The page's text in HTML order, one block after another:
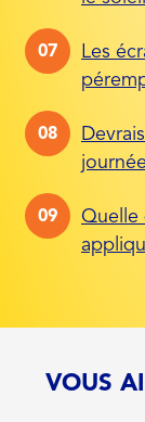
Les
Quelle
VOUS